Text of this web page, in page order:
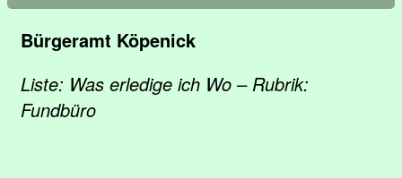
Bürgeramt Köpenick
Liste: Was erledige ich Wo – Rubrik:
Fundbüro